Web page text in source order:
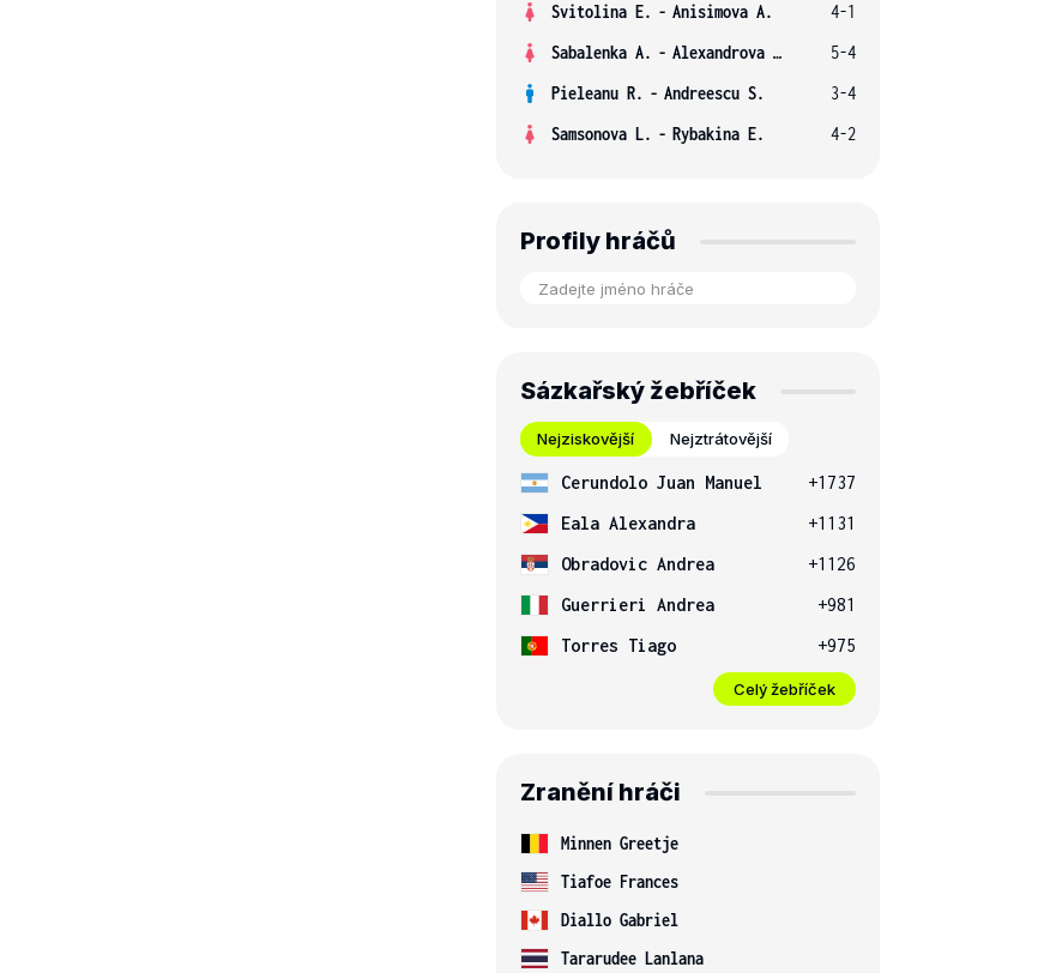
Svitolina E. - Anisimova A.
4-1
Sabalenka A. - Alexandrova E.
5-4
Pieleanu R. - Andreescu S.
3-4
Samsonova L. - Rybakina E. 4-2
Profily hráčů
Sázkařský žebříček
Nejziskovější Nejztrátovější
Cerundolo Juan Manuel
+1737
Eala Alexandra
+1131
Obradovic Andrea
+1126
Guerrieri Andrea
+981
Torres Tiago
+975
Celý žebříček
Zranění hráči
Minnen Greetje
Tiafoe Frances
Diallo Gabriel
Tararudee Lanlana